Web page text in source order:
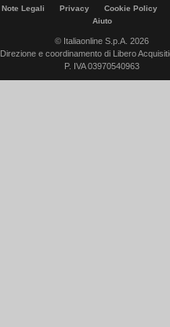
Note Legali Privacy Cookie Policy
Aiuto
© Italiaonline S.p.A. 2026
Direzione e coordinamento di Libero
P. IVA 03970540963